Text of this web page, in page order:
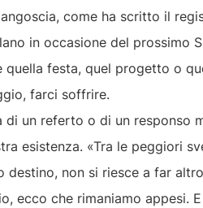
angoscia, come ha scritto il
in occasione del prossimo
quella festa, quel progetto o
farci soffrire.
di un referto o di un
esistenza. «Tra le peggiori
destino, non si riesce a far
ecco che rimaniamo appesi.